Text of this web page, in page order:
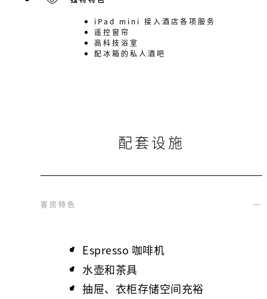
iPad mini 接入酒店各项服务
遥控窗帘
高科技浴室
配冰箱的私人酒吧
配套设施
客房特色
Espresso 咖啡机
水壶和茶具
抽屉、衣柜存储空间充裕